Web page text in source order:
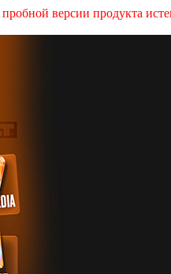
версии продукта